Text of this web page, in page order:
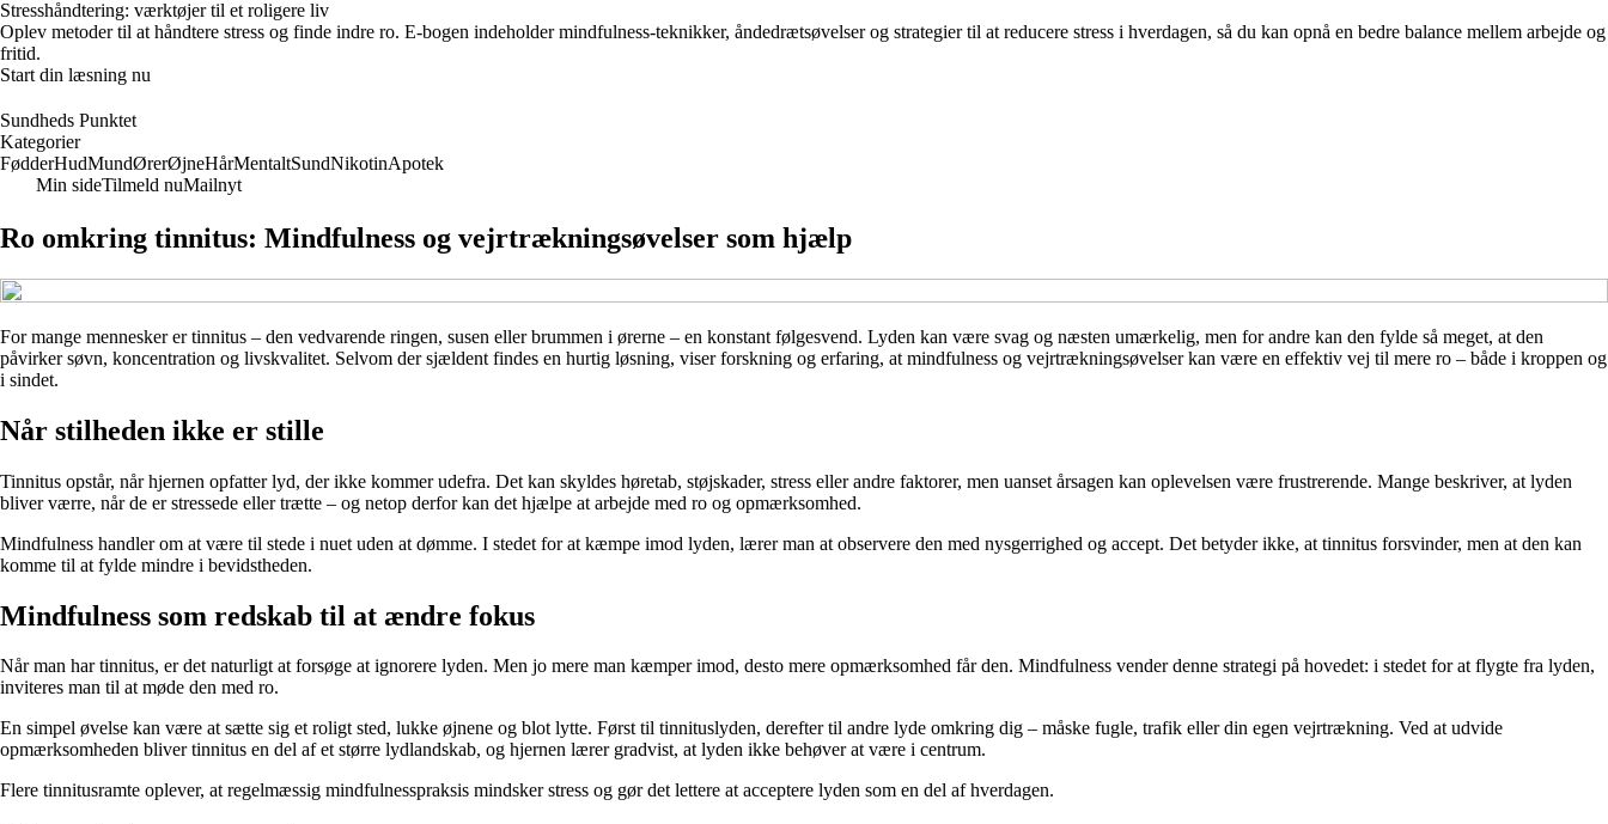
Stresshåndtering: værktøjer til et roligere liv
Oplev metoder til at håndtere stress og finde indre ro. E-bogen indeholder mindfulness-teknikker, åndedrætsøvelser og strategier til at reducere stress i hverdagen, så du kan opnå en bedre balance mellem arbejde og
fritid.
Start din læsning nu
Sundheds Punktet
Kategorier
FødderHudMundØrerØjneHårMentaltSundNikotinApotek
Min sideTilmeld nuMailnyt
Ro omkring tinnitus: Mindfulness og vejrtrækningsøvelser som hjælp
For mange mennesker er tinnitus – den vedvarende ringen, susen eller brummen i ørerne – en konstant følgesvend. Lyden kan være svag og næsten umærkelig, men for andre kan den fylde så meget, at den
påvirker søvn, koncentration og livskvalitet. Selvom der sjældent findes en hurtig løsning, viser forskning og erfaring, at mindfulness og vejrtrækningsøvelser kan være en effektiv vej til mere ro – både i kroppen og
i sindet.
Når stilheden ikke er stille
Tinnitus opstår, når hjernen opfatter lyd, der ikke kommer udefra. Det kan skyldes høretab, støjskader, stress eller andre faktorer, men uanset årsagen kan oplevelsen være frustrerende. Mange beskriver, at lyden
bliver værre, når de er stressede eller trætte – og netop derfor kan det hjælpe at arbejde med ro og opmærksomhed.
Mindfulness handler om at være til stede i nuet uden at dømme. I stedet for at kæmpe imod lyden, lærer man at observere den med nysgerrighed og accept. Det betyder ikke, at tinnitus forsvinder, men at den kan
komme til at fylde mindre i bevidstheden.
Mindfulness som redskab til at ændre fokus
Når man har tinnitus, er det naturligt at forsøge at ignorere lyden. Men jo mere man kæmper imod, desto mere opmærksomhed får den. Mindfulness vender denne strategi på hovedet: i stedet for at flygte fra lyden,
inviteres man til at møde den med ro.
En simpel øvelse kan være at sætte sig et roligt sted, lukke øjnene og blot lytte. Først til tinnituslyden, derefter til andre lyde omkring dig – måske fugle, trafik eller din egen vejrtrækning. Ved at udvide
opmærksomheden bliver tinnitus en del af et større lydlandskab, og hjernen lærer gradvist, at lyden ikke behøver at være i centrum.
Flere tinnitusramte oplever, at regelmæssig mindfulnesspraksis mindsker stress og gør det lettere at acceptere lyden som en del af hverdagen.